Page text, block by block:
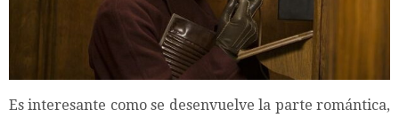
Es interesante como se desenvuelve la parte romántica,